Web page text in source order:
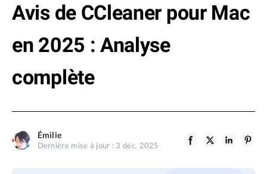
Produits
BuhoCleaner
BuhoRepair
BuhoLaunchpad
Boutique
Blog
L'entreprise
Avis de CCleaner pour Mac
en 2025 : Analyse
complète
Émilie
Dernière mise à jour : 3 déc. 2025